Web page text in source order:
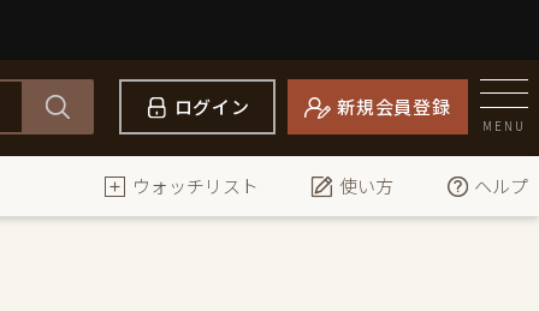
ログイン 新規会員登録
MENU
ウォッチリスト 使い方 ヘルプ